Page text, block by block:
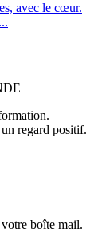
avec le cœur.
regard positif.
boîte mail.